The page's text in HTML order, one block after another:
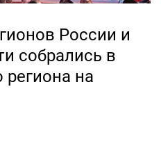
России и
собрались в
региона на